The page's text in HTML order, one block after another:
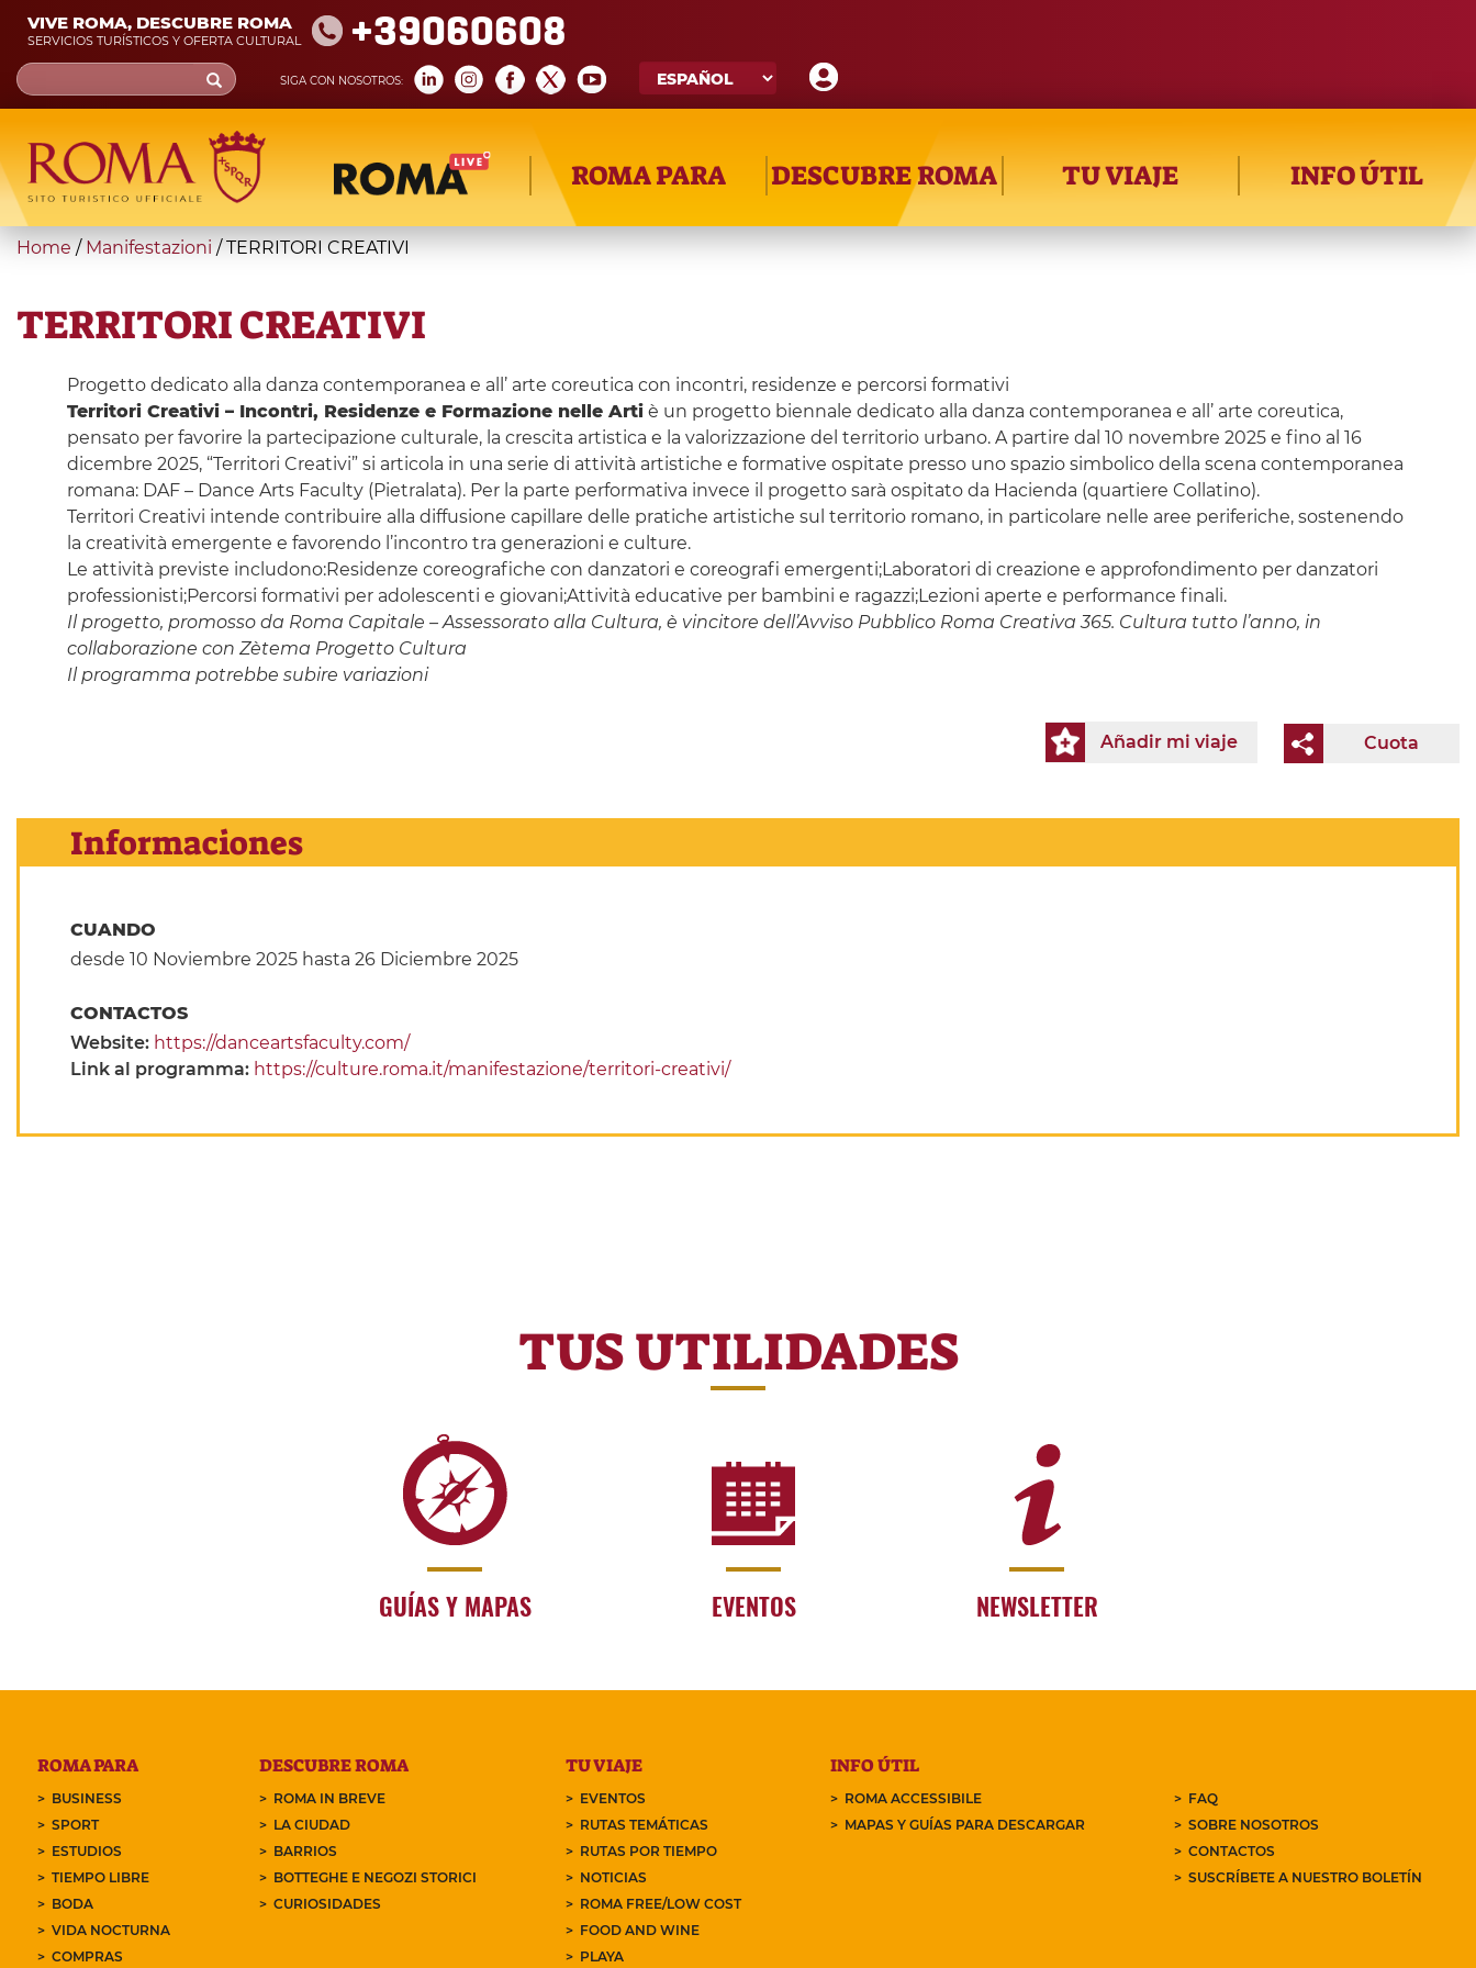
Skip
main
content
VIVE ROMA, DESCUBRE ROMA
SERVICIOS TURÍSTICOS Y OFERTA CULTURAL +39060608
SIGA CON NOSOTROS:
Search
form
Búsqueda
ROMA PARA DESCUBRE ROMA TU VIAJE INFO ÚTIL
You
here
Home / Manifestazioni /TERRITORI CREATIVI
TERRITORI CREATIVI
Progetto dedicato alla danza contemporanea e all’ arte coreutica con incontri, residenze e percorsi formativi
Territori Creativi – Incontri, Residenze e Formazione nelle Artiè un progetto biennale dedicato alla danza contemporanea e all’ arte coreutica,
pensato per favorire la partecipazione culturale, la crescita artistica e la valorizzazione del territorio urbano. A partire dal 10 novembre 2025 e fino al 16
dicembre 2025, “Territori Creativi” si articola in una serie di attività artistiche e formative ospitate presso uno spazio simbolico della scena contemporanea
romana: DAF – Dance Arts Faculty (Pietralata). Per la parte performativa invece il progetto sarà ospitato da Hacienda (quartiere Collatino).
Territori Creativi intende contribuire alla diffusione capillare delle pratiche artistiche sul territorio romano, in particolare nelle aree periferiche, sostenendo
la creatività emergente e favorendo l’incontro tra generazioni e culture.
Le attività previste includono:Residenze coreografiche con danzatori e coreografi emergenti;Laboratori di creazione e approfondimento per danzatori
professionisti;Percorsi formativi per adolescenti e giovani;Attività educative per bambini e ragazzi;Lezioni aperte e performance finali.
Il progetto, promosso da Roma Capitale – Assessorato alla Cultura, è vincitore dell’Avviso Pubblico Roma Creativa 365. Cultura tutto l’anno, in
collaborazione con Zètema Progetto Cultura
Il programma potrebbe subire variazioni
Cuota
Añadir mi viaje
Informaciones
CUANDO
desde 10 Noviembre 2025hasta 26 Diciembre 2025
CONTACTOS
Website: https://danceartsfaculty.com/
Link al programma: https://culture.roma.it/manifestazione/territori-creativi/
TUS UTILIDADES
GUÍAS Y MAPAS EVENTOS NEWSLETTER
ROMA PARA
BUSINESS
SPORT
ESTUDIOS
TIEMPO LIBRE
BODA
VIDA NOCTURNA
COMPRAS
DESCUBRE ROMA
ROMA IN BREVE
LA CIUDAD
BARRIOS
BOTTEGHE E NEGOZI STORICI
CURIOSIDADES
TU VIAJE
EVENTOS
RUTAS TEMÁTICAS
RUTAS POR TIEMPO
NOTICIAS
ROMA FREE/LOW COST
FOOD AND WINE
PLAYA
INFO ÚTIL
ROMA ACCESSIBILE
MAPAS Y GUÍAS PARA DESCARGAR
FAQ
SOBRE NOSOTROS
CONTACTOS
SUSCRÍBETE A NUESTRO BOLETÍN